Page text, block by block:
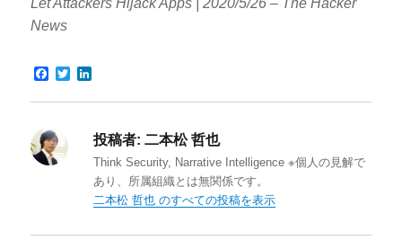
Let Attackers Hijack Apps | 2020/5/26 – The Hacker
News
F
c
b
o
o
T
i
n
e
d
I
n
投稿者: 二本松 哲也
Think Security, Narrative Intelligence ※個人の見解で
あり、所属組織とは無関係です。
二本松 哲也 のすべての投稿を表示